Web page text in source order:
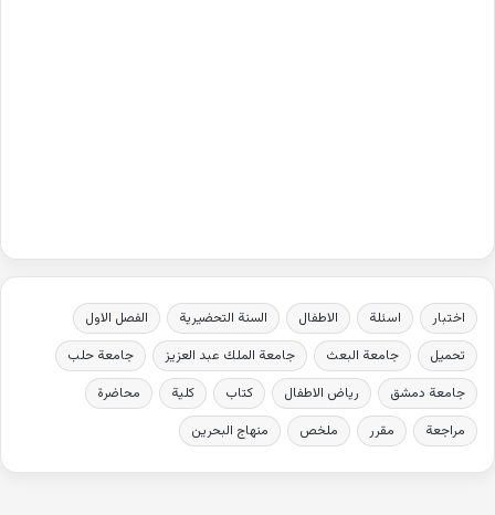
اختبار اسئلة الاطفال السنة التحضيرية
الفصل الاول
تحميل
جامعة البعث جامعة الملك عبد العزيز
جامعة حلب
جامعة دمشق
رياض الاطفال كتاب كلية
محاضرة
مراجعة
مقرر ملخص منهاج البحرين